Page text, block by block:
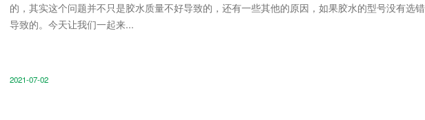
的，其实这个问题并不只是胶水质量不好导致的，还有一些其他的原因，如果胶水的型号没有选
导致的。今天让我们一起来...
2021-07-02